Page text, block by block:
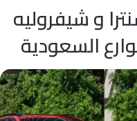
و شيفروليه